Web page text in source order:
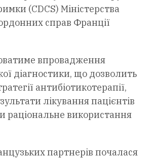
(CDCS) Міністерства
справ Франції
впровадження
діагностики, що дозволить
антибіотикотерапії,
лікування пацієнтів
раціональне використання
партнерів почалася